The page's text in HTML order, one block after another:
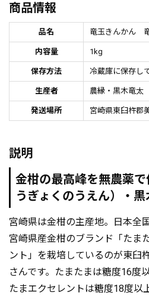
商品情報
品名 竜玉きんかん
内容量 1kg
保存方法 冷蔵庫に保存し
生産者 農縁・黒木竜太
発送場所 宮崎県東臼杵郡
説明
金柑の最高峰を無農薬
うぎょくのうえん）・
宮崎県は金柑の主産地。日本全
宮崎県産金柑のブランド「たま
ント」を栽培しているのが東臼
さんです。たまたまは糖度16度
たまエクセレントは糖度18度以